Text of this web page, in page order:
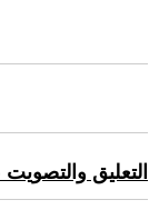
التعليق